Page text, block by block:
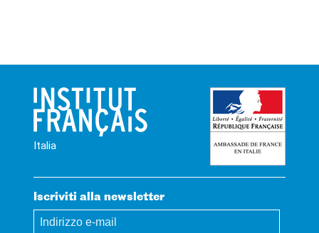
Italia
Iscriviti alla newsletter